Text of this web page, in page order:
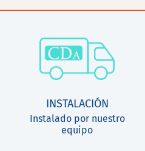
INSTALACIÓN
Instalado por nuestro
equipo